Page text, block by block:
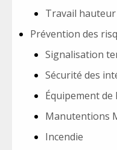
Travail hauteur
Prévention des
Signalisation
Sécurité des
Équipement
Manutentions
Incendie